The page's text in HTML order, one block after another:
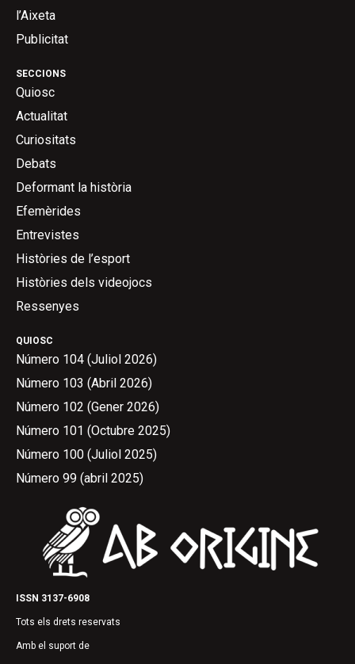
ISSN 3137-6908
Tots els drets reservats
Amb el suport de
QUIOSC
Número 104 (Juliol 2026)
Número 103 (Abril 2026)
Número 102 (Gener 2026)
Número 101 (Octubre 2025)
Número 100 (Juliol 2025)
Número 99 (abril 2025)
SECCIONS
Quiosc
Actualitat
Curiositats
Debats
Deformant la història
Efemèrides
Entrevistes
Històries de l’esport
Històries dels videojocs
Ressenyes
l’Aixeta
Publicitat